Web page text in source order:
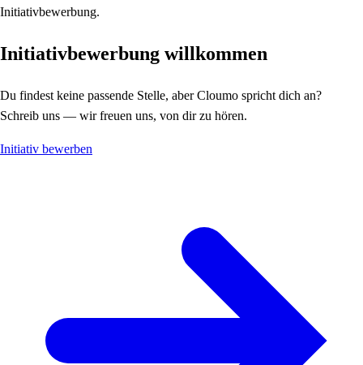
Initiativbewerbung.
Initiativbewerbung willkommen
Du findest keine passende Stelle, aber Cloumo spricht dich an?
Schreib uns — wir freuen uns, von dir zu hören.
Initiativ bewerben